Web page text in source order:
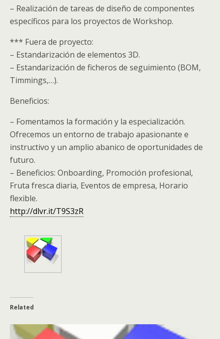
– Realización de tareas de diseño de componentes
específicos para los proyectos de Workshop.
*** Fuera de proyecto:
– Estandarización de elementos 3D.
– Estandarización de ficheros de seguimiento (BOM,
Timmings,…).
Beneficios:
– Fomentamos la formación y la especialización.
Ofrecemos un entorno de trabajo apasionante e
instructivo y un amplio abanico de oportunidades de
futuro.
– Beneficios: Onboarding, Promoción profesional,
Fruta fresca diaria, Eventos de empresa, Horario
flexible.
http://dlvr.it/T9S3zR
Related